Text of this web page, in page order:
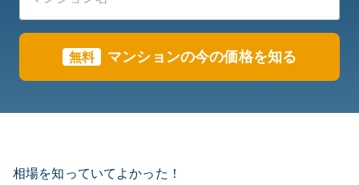
無料 マンションの今の価格を知る
相場を知っていてよかった！